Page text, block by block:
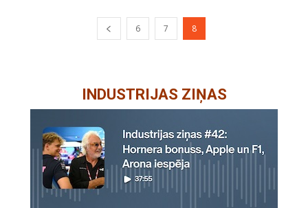
6 7 8
INDUSTRIJAS ZIŅAS